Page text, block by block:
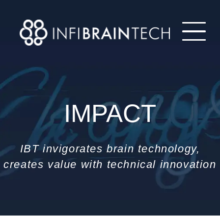
IMPACT
IBT invigorates brain technology,
creates value with technical innovation